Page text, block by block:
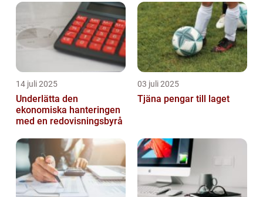
14 juli 2025
Underlätta den
ekonomiska hanteringen
med en redovisningsbyrå
03 juli 2025
Tjäna pengar till laget